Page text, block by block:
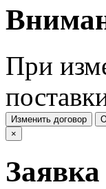
При
Изменить договор
×